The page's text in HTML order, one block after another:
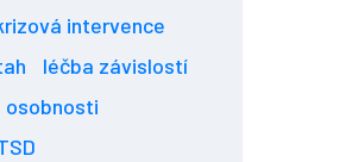
intervence
léčba závislostí
osobnosti